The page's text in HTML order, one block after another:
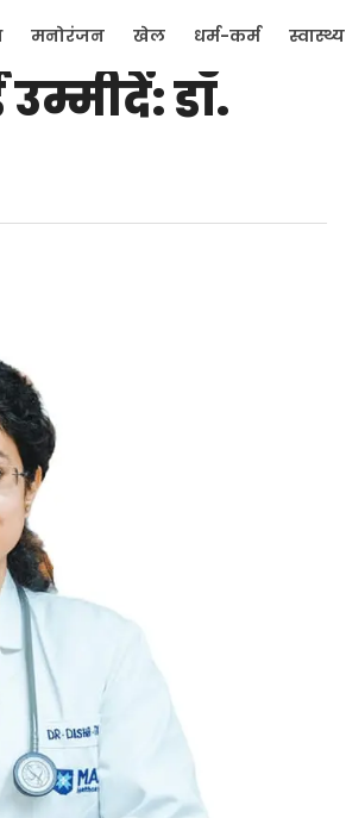
मनोरंजन खेल धर्म-कर्म स्वास्थ्य
थेरेपी से
डॉ.